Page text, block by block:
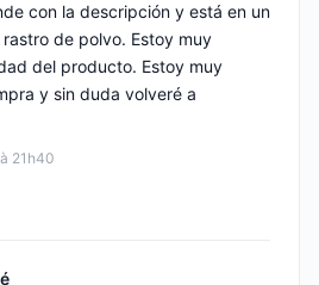
21h40
con la descripción y está en un
de polvo. Estoy muy
del producto. Estoy muy
y sin duda volveré a